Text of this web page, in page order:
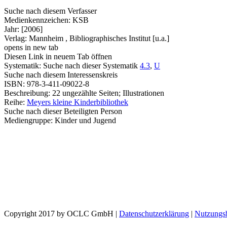
Suche nach diesem Verfasser
Medienkennzeichen: KSB
Jahr: [2006]
Verlag: Mannheim , Bibliographisches Institut [u.a.]
opens in new tab
Diesen Link in neuem Tab öffnen
Systematik: Suche nach dieser Systematik 4.3, U
Suche nach diesem Interessenskreis
ISBN: 978-3-411-09022-8
Beschreibung: 22 ungezählte Seiten; Illustrationen
Reihe: Meyers kleine Kinderbibliothek
Suche nach dieser Beteiligten Person
Mediengruppe: Kinder und Jugend
Copyright 2017 by OCLC GmbH | Datenschutzerklärung |